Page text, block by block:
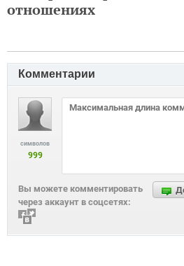
отношениях
Комментарии
символов
999
Вы можете комментировать
через аккаунт в соцсетях: